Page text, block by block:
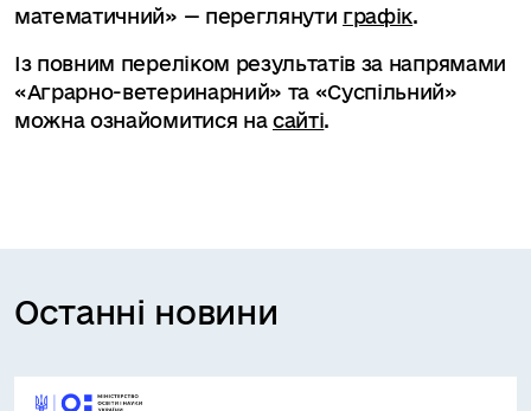
математичний» — переглянути графік.
Із повним переліком результатів за напрямами
«Аграрно-ветеринарний» та «Суспільний»
можна ознайомитися на сайті.
Останні новини